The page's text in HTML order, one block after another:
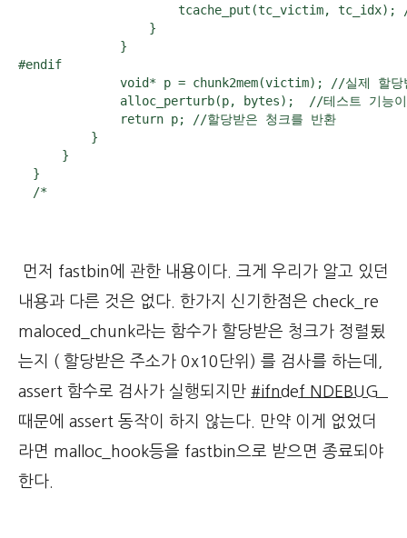
tcache_put(tc_victim, tc_idx);
                  }
              }
#endif
void* p = chunk2mem(victim); //실제 할당
alloc_perturb(p, bytes);  //테스트 기능이
              return p; //할당받은 청크를 반환
          }
      }
  }
  /*
먼저 fastbin에 관한 내용이다. 크게 우리가 알고 있던
내용과 다른 것은 없다. 한가지 신기한점은 check_re
maloced_chunk라는 함수가 할당받은 청크가 정렬됬
는지 ( 할당받은 주소가 0x10단위) 를 검사를 하는데,
assert 함수로 검사가 실행되지만 #ifndef NDEBUG
때문에 assert 동작이 하지 않는다. 만약 이게 없었더
라면 malloc_hook등을 fastbin으로 받으면 종료되야
한다.